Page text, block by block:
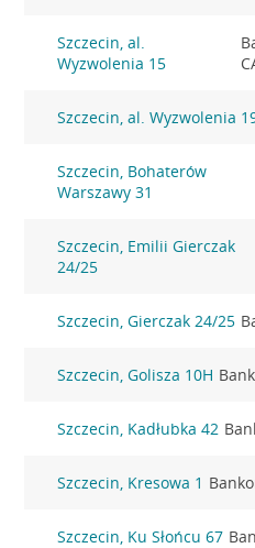
Szczecin, al.
Wyzwolenia 15
Szczecin, al. Wyzwolenia
Szczecin, Bohaterów
Warszawy 31
Szczecin, Emilii Gierczak
24/25
Szczecin, Gierczak 24/25
Szczecin, Golisza 10H
Szczecin, Kadłubka 42
Szczecin, Kresowa 1
Szczecin, Ku Słońcu 67